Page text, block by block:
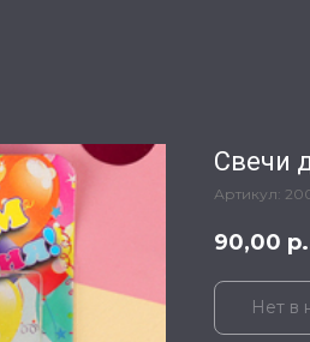
Свечи
Артикул:
90,00 р.
Нет в